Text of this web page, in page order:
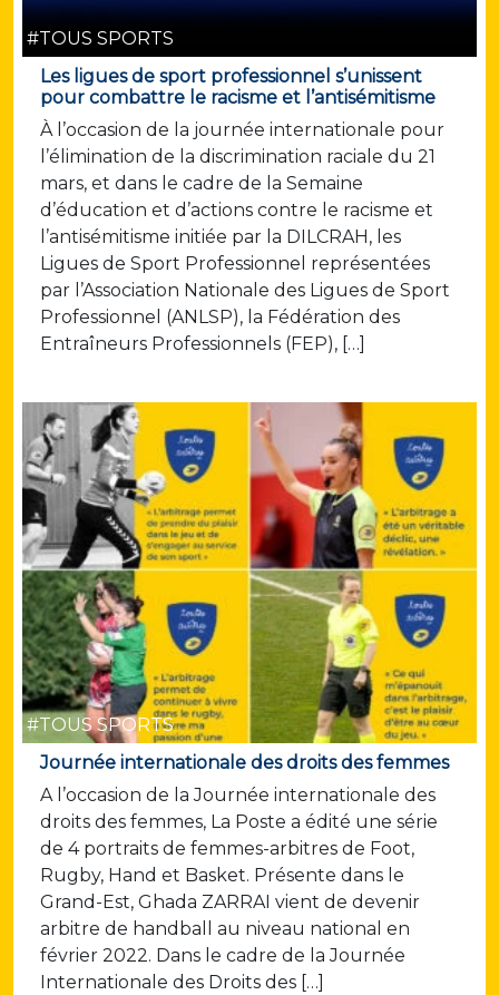
#TOUS SPORTS
Les ligues de sport professionnel s’unissent
pour combattre le racisme et l’antisémitisme
À l’occasion de la journée internationale pour
l’élimination de la discrimination raciale du 21
mars, et dans le cadre de la Semaine
d’éducation et d’actions contre le racisme et
l’antisémitisme initiée par la DILCRAH, les
Ligues de Sport Professionnel représentées
par l’Association Nationale des Ligues de Sport
Professionnel (ANLSP), la Fédération des
Entraîneurs Professionnels (FEP), […]
#TOUS SPORTS
Journée internationale des droits des femmes
A l’occasion de la Journée internationale des
droits des femmes, La Poste a édité une série
de 4 portraits de femmes-arbitres de Foot,
Rugby, Hand et Basket. Présente dans le
Grand-Est, Ghada ZARRAI vient de devenir
arbitre de handball au niveau national en
février 2022. Dans le cadre de la Journée
Internationale des Droits des […]